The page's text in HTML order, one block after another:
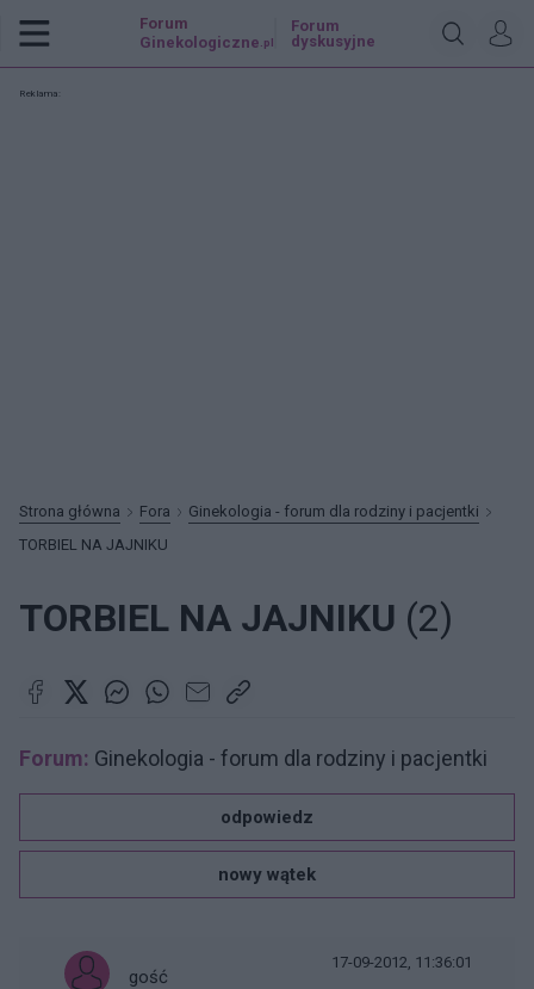
Forum
Ginekologiczne .pl
Forum
dyskusyjne
Reklama:
Strona główna Fora
Ginekologia - forum dla rodziny i pacjentki
TORBIEL NA JAJNIKU
TORBIEL NA JAJNIKU (2)
Forum: Ginekologia - forum dla rodziny i pacjentki
odpowiedz
nowy wątek
gość
17-09-2012, 11:36:01